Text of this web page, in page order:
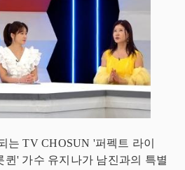
는 TV CHOSUN '퍼펙트 라이
퀸' 가수 유지나가 남진과의 특별